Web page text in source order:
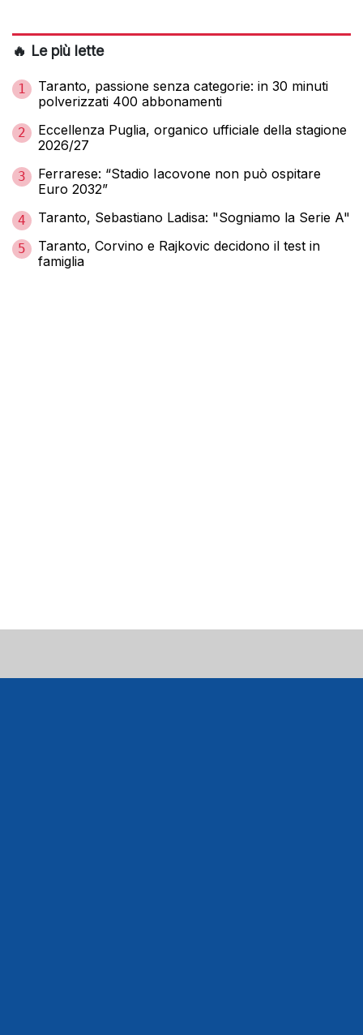
🔥 Le più lette
1
Taranto, passione senza categorie: in 30 minuti
polverizzati 400 abbonamenti
2
Eccellenza Puglia, organico ufficiale della stagione
2026/27
3
Ferrarese: “Stadio Iacovone non può ospitare
Euro 2032”
4 Taranto, Sebastiano Ladisa: "Sogniamo la Serie A"
5
Taranto, Corvino e Rajkovic decidono il test in
famiglia